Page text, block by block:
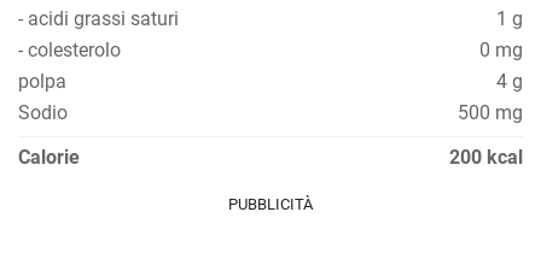
- acidi grassi saturi
1 g
- colesterolo
0 mg
polpa
4 g
Sodio
500 mg
Calorie
200 kcal
PUBBLICITÀ